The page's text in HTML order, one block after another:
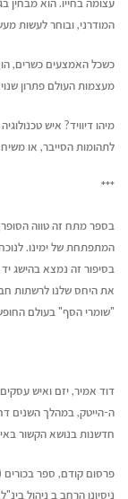
עצומה בחייו. הוא מבחין
המודרני, ובוחר לעשות
כשכל האמצעים כשרים,
מעצמות העולם פתרון
מיהו דיוויד? איש
לתהומות הסייבר, או
***
בספר מתח זה טווה
המתפתחת של ימינו.
בסיפור זה נמצא בהישג יד
את היחס שלנו לרשתות
"שומרי הסף" בעולם
דוד אמיר, יזם ואיש
ה-הייטק, במהלך השנים
חדשנות בנושא הקשור
ניסיונו הרחב ב ניהול